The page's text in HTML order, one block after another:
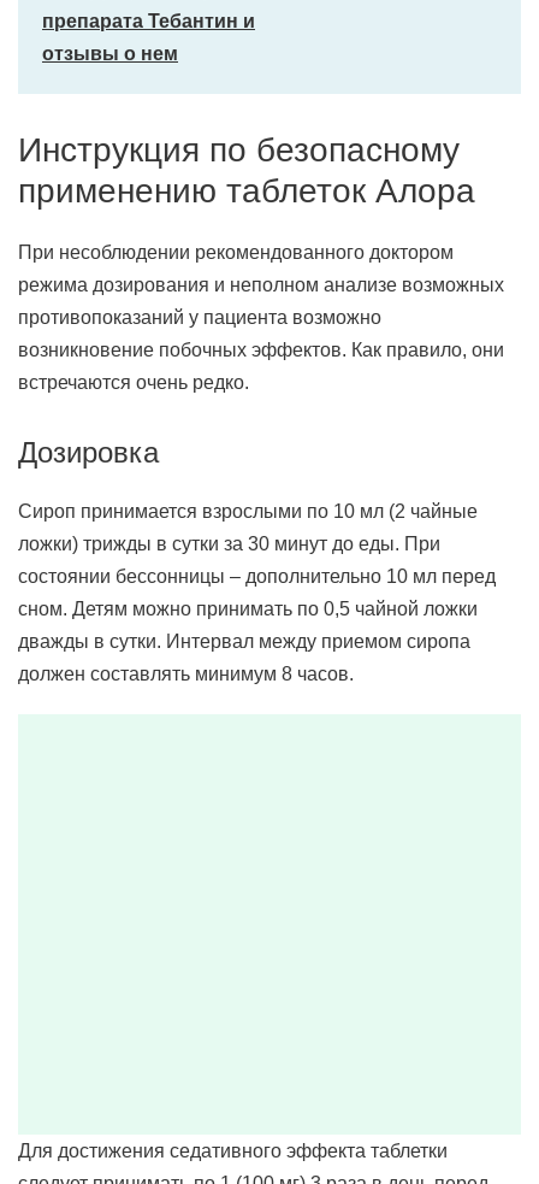
препарата Тебантин и
отзывы о нем
Инструкция по безопасному
применению таблеток Алора
При несоблюдении рекомендованного доктором
режима дозирования и неполном анализе возможных
противопоказаний у пациента возможно
возникновение побочных эффектов. Как правило, они
встречаются очень редко.
Дозировка
Сироп принимается взрослыми по 10 мл (2 чайные
ложки) трижды в сутки за 30 минут до еды. При
состоянии бессонницы – дополнительно 10 мл перед
сном. Детям можно принимать по 0,5 чайной ложки
дважды в сутки. Интервал между приемом сиропа
должен составлять минимум 8 часов.
Для достижения седативного эффекта таблетки